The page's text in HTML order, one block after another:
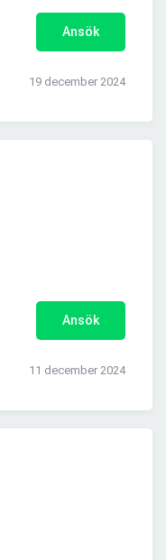
Ansök
19 december 2024
Ansök
11 december 2024